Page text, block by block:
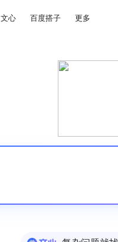
文心 百度搭子 更多